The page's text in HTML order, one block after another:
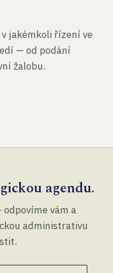
jakémkoli řízení ve
— od podání
žalobu.
agendu.
vám a
administrativu